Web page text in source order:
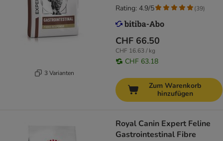
3 Varianten
CHF 66.50
CHF 16.63 / kg
CHF 63.18
Rating: 4.9/5 (39)
Zum Warenkorb
hinzufügen
Royal Canin Expert Feline
Gastrointestinal Fibre